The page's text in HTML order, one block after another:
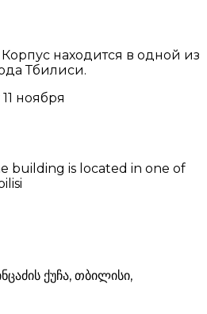
находится в одной из
Тбилиси.
ноября
building is located in one of
ქუჩა, თბილისი,